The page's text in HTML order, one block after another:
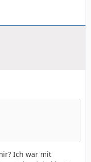
Ich war mit